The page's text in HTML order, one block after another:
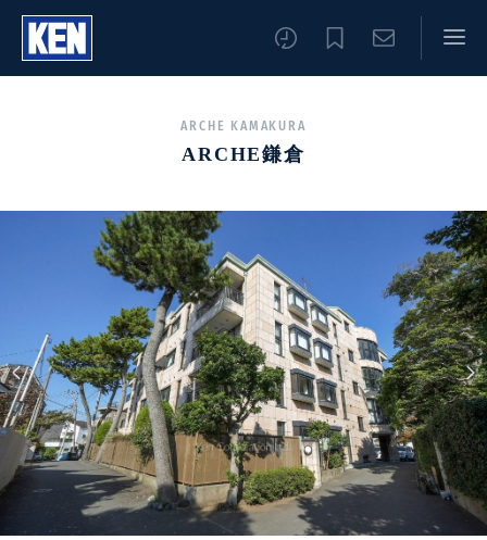
ARCHE KAMAKURA
ARCHE鎌倉